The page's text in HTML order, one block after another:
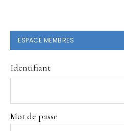
BARRE
PRINCIPALE
ESPACE MEMBRES
Identifiant
Mot de passe